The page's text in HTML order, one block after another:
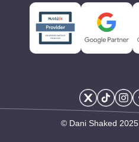
2025 Dani Shaked ©